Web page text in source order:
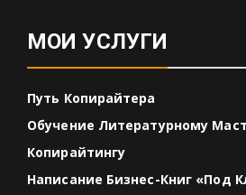
МОИ УСЛУГИ
Путь Копирайтера
Обучение Литературному
Копирайтингу
Написание Бизнес-Книг «под